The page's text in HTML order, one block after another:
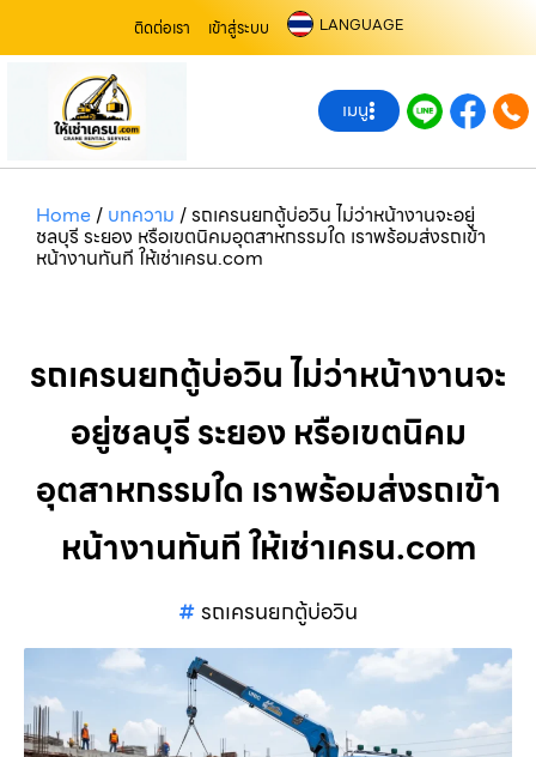
ติดต่อเรา เข้าสู่ระบบ LANGUAGE
เมนู
Home/ บทความ /รถเครนยกตู้บ่อวิน ไม่ว่าหน้างานจะอยู่
ชลบุรี ระยอง หรือเขตนิคมอุตสาหกรรมใด เราพร้อมส่งรถเข้า
หน้างานทันที ให้เช่าเครน.com
รถเครนยกตู้บ่อวิน ไม่ว่าหน้างานจะ
อยู่ชลบุรี ระยอง หรือเขตนิคม
อุตสาหกรรมใด เราพร้อมส่งรถเข้า
หน้างานทันที ให้เช่าเครน.com
รถเครนยกตู้บ่อวิน